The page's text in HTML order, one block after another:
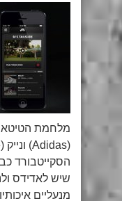
מלחמת
הסקייטבורד
שיש לאדידס
מנעליים